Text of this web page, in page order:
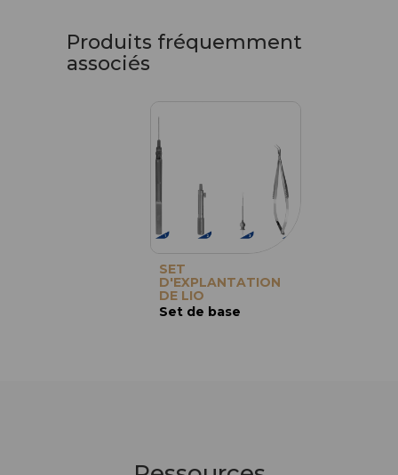
Produits fréquemment
associés
SET
D'EXPLANTATION
DE LIO
Set de base